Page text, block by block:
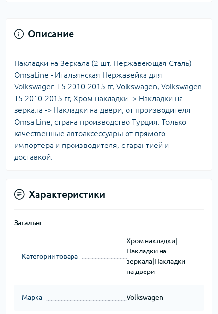
Описание
Накладки на Зеркала (2 шт, Нержавеющая Сталь)
OmsaLine - Итальянская Нержавейка для
Volkswagen T5 2010-2015 гг, Volkswagen, Volkswagen
T5 2010-2015 гг, Хром накладки -> Накладки на
зеркала -> Накладки на двери, от производителя
Omsa Line, страна производство Турция. Только
качественные автоаксессуары от прямого
импортера и производителя, с гарантией и
доставкой.
Характеристики
Загальні
Категории товара
Хром накладки|
Накладки на
зеркала|Накладки
на двери
Марка Volkswagen